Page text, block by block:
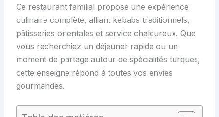
Ce restaurant familial propose une expérience
culinaire complète, alliant kebabs traditionnels,
pâtisseries orientales et service chaleureux. Que
vous recherchiez un déjeuner rapide ou un
moment de partage autour de spécialités turques,
cette enseigne répond à toutes vos envies
gourmandes.